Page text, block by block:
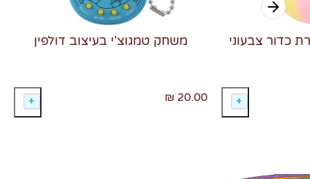
משחק טמגוצ'י בעיצוב דולפין
20.00 ₪
כדור צבעוני